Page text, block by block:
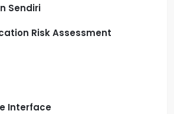
Sendiri
Risk Assessment
Interface